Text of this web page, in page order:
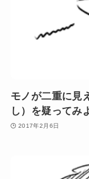
モノが二重に見
し）を疑ってみ
2017年2月6日